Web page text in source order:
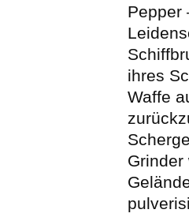
Pepper
ihres
Waffe
Grinder